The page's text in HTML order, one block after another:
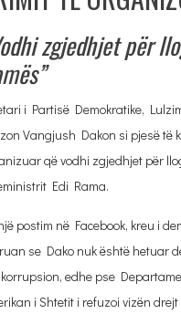
zgjedhjet për
i Partisë Demokratike,
Vangjush Dakon si pjesë të
që vodhi zgjedhjet për
Edi Rama.
postim në Facebook, kreu i
se Dako nuk është hetuar
edhe pse
i Shtetit i refuzoi vizën drejt